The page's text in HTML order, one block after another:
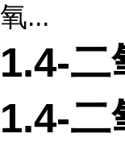
氧...
1.4-二
1.4-二